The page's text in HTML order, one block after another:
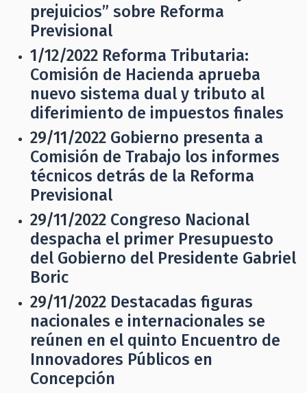
prejuicios” sobre Reforma
Previsional
1/12/2022 Reforma Tributaria:
Comisión de Hacienda aprueba
nuevo sistema dual y tributo al
diferimiento de impuestos finales
29/11/2022 Gobierno presenta a
Comisión de Trabajo los informes
técnicos detrás de la Reforma
Previsional
29/11/2022 Congreso Nacional
despacha el primer Presupuesto
del Gobierno del Presidente Gabriel
Boric
29/11/2022 Destacadas figuras
nacionales e internacionales se
reúnen en el quinto Encuentro de
Innovadores Públicos en
Concepción